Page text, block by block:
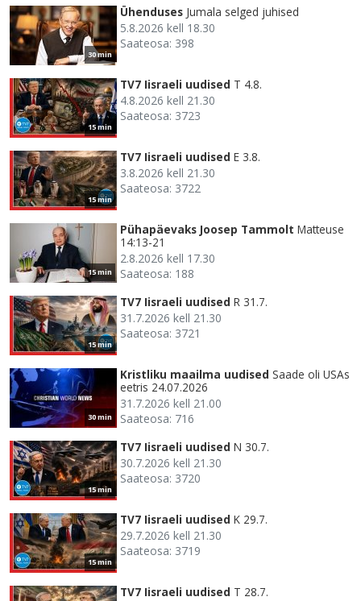
30 min
Ühenduses Jumala selged juhised
5.8.2026 kell 18.30
Saateosa: 398
15 min
TV7 Iisraeli uudised T 4.8.
4.8.2026 kell 21.30
Saateosa: 3723
15 min
TV7 Iisraeli uudised E 3.8.
3.8.2026 kell 21.30
Saateosa: 3722
15 min
Pühapäevaks Joosep Tammolt Matteuse
14:13-21
2.8.2026 kell 17.30
Saateosa: 188
15 min
TV7 Iisraeli uudised R 31.7.
31.7.2026 kell 21.30
Saateosa: 3721
30 min
Kristliku maailma uudised Saade oli USAs
eetris 24.07.2026
31.7.2026 kell 21.00
Saateosa: 716
15 min
TV7 Iisraeli uudised N 30.7.
30.7.2026 kell 21.30
Saateosa: 3720
15 min
TV7 Iisraeli uudised K 29.7.
29.7.2026 kell 21.30
Saateosa: 3719
TV7 Iisraeli uudised T 28.7.